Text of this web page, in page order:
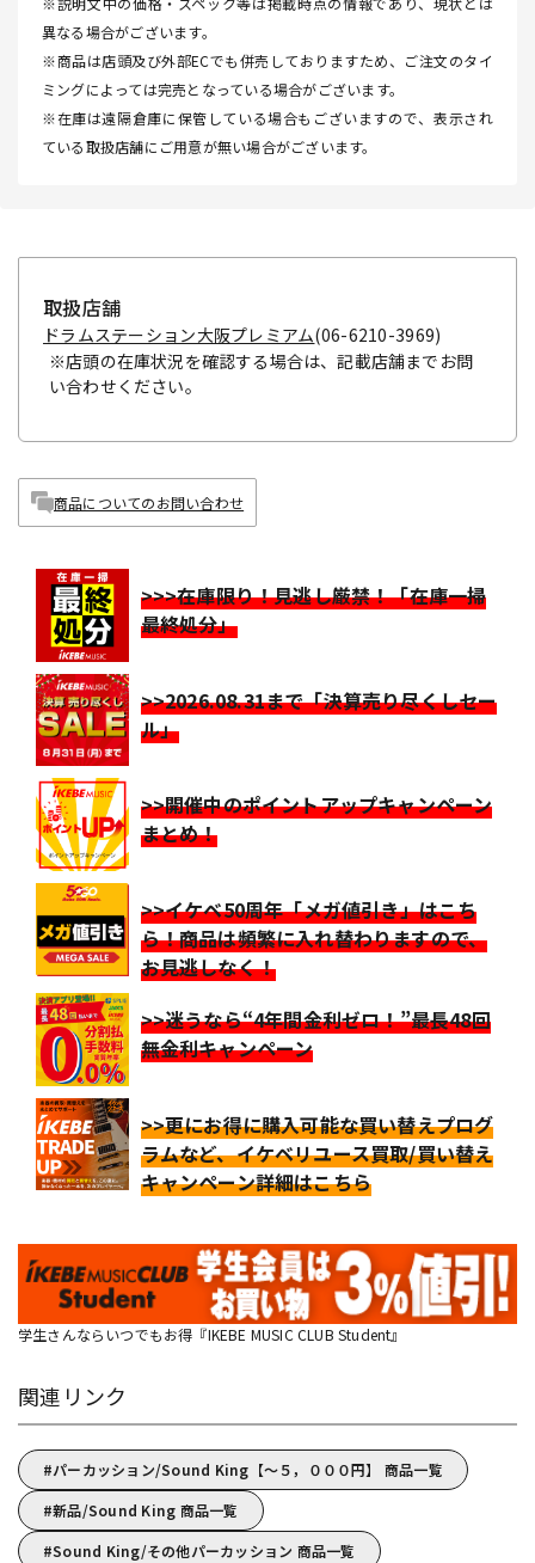
異なる場合がございます。
※商品は店頭及び外部ECでも併売しておりますため、ご注文のタイ
ミングによっては完売となっている場合がございます。
※在庫は遠隔倉庫に保管している場合もございますので、表示され
ている取扱店舗にご用意が無い場合がございます。
取扱店舗
ドラムステーション大阪プレミアム(06-6210-3969)
※店頭の在庫状況を確認する場合は、記載店舗までお問
い合わせください。
商品についてのお問い合わせ
>>>在庫限り！見逃し厳禁！「在庫一掃
最終処分」
>>2026.08.31まで「決算売り尽くしセー
ル」
>>開催中のポイントアップキャンペーン
まとめ！
>>イケベ50周年「メガ値引き」はこち
ら！商品は頻繁に入れ替わりますので、
お見逃しなく！
>>迷うなら“4年間金利ゼロ！”最長48回
無金利キャンペーン
>>更にお得に購入可能な買い替えプログ
ラムなど、イケベリユース買取/買い替え
キャンペーン詳細はこちら
学生さんならいつでもお得『IKEBE MUSIC CLUB Student』
関連リンク
パーカッション/Sound King【～５，０００円】 商品一覧
新品/Sound King 商品一覧
Sound King/その他パーカッション 商品一覧